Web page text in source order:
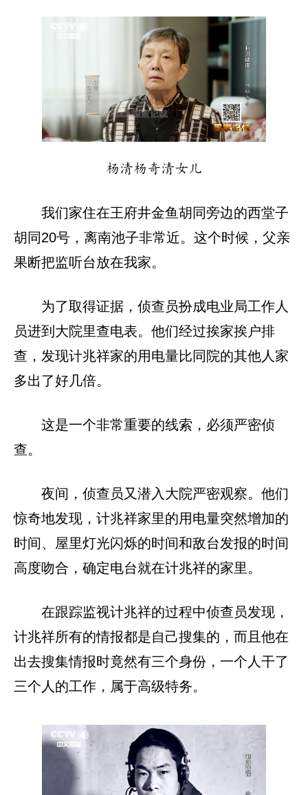
杨清杨奇清女儿
我们家住在王府井金鱼胡同旁边的西堂子
胡同20号，离南池子非常近。这个时候，父亲
果断把监听台放在我家。
为了取得证据，侦查员扮成电业局工作人
员进到大院里查电表。他们经过挨家挨户排
查，发现计兆祥家的用电量比同院的其他人家
多出了好几倍。
这是一个非常重要的线索，必须严密侦
查。
夜间，侦查员又潜入大院严密观察。他们
惊奇地发现，计兆祥家里的用电量突然增加的
时间、屋里灯光闪烁的时间和敌台发报的时间
高度吻合，确定电台就在计兆祥的家里。
在跟踪监视计兆祥的过程中侦查员发现，
计兆祥所有的情报都是自己搜集的，而且他在
出去搜集情报时竟然有三个身份，一个人干了
三个人的工作，属于高级特务。